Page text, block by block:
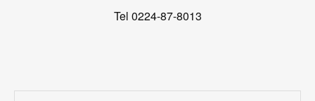
Tel 0224-87-8013